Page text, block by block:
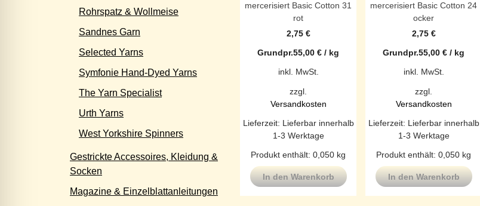
mercerisiert Basic Cotton 31
rot
2,75 €
Grundpr.55,00 € / kg
inkl. MwSt.
zzgl.
Versandkosten
Lieferzeit: Lieferbar innerhalb
1-3 Werktage
Produkt enthält: 0,050 kg
In den Warenkorb
mercerisiert Basic Cotton 24
ocker
2,75 €
Grundpr.55,00 € / kg
inkl. MwSt.
zzgl.
Versandkosten
Lieferzeit: Lieferbar innerhalb
1-3 Werktage
Produkt enthält: 0,050 kg
In den Warenkorb
Rohrspatz & Wollmeise
Sandnes Garn
Selected Yarns
Symfonie Hand-Dyed Yarns
The Yarn Specialist
Urth Yarns
West Yorkshire Spinners
Gestrickte Accessoires, Kleidung &
Socken
Magazine & Einzelblattanleitungen